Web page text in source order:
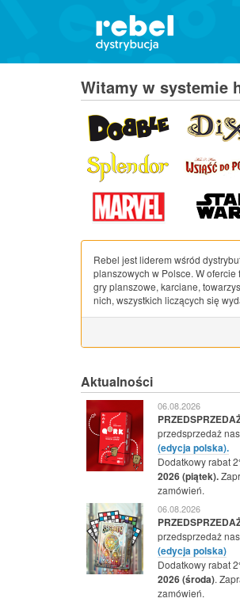
Witamy w systemie
Rebel jest liderem wśród
planszowych w Polsce. W ofercie
gry planszowe, karciane,
nich, wszystkich liczących się
Aktualności
06.08.2026
przedsprzedaż
(edycja polska).
Dodatkowy rabat
2026 (piątek).
zamówień.
06.08.2026
przedsprzedaż
(edycja polska)
Dodatkowy rabat
2026 (środa).
zamówień.